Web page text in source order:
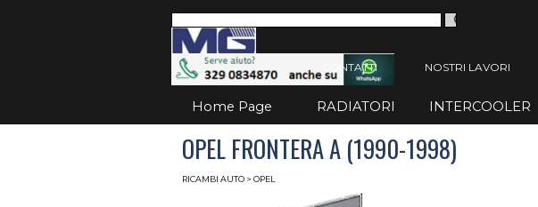
Salta menù
CONTATTI NOSTRI LAVORI
Home Page RADIATORI ▼
INTERCOOLER
OPEL FRONTERA A (1990-1998)
RICAMBI AUTO > OPEL